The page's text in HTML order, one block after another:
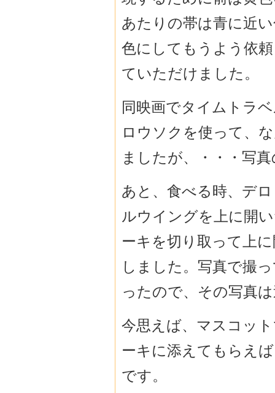
あたりの帯は青に近
色にしてもうよう依
ていただけました。
同映画でタイムトラ
ロウソクを使って、
ましたが、・・・写
あと、食べる時、デ
ルウイングを上に開
ーキを切り取って上
しました。写真で撮
ったので、その写真
今思えば、マスコッ
ーキに添えてもらえ
です。